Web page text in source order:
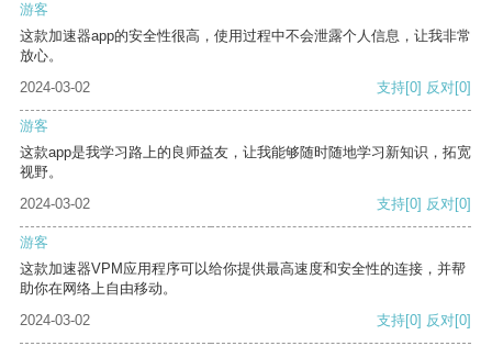
游客
这款加速器app的安全性很高，使用过程中不会泄露个人信息，让我非常
放心。
2024-03-02
支持[0] 反对[0]
游客
这款app是我学习路上的良师益友，让我能够随时随地学习新知识，拓宽
视野。
2024-03-02
支持[0] 反对[0]
游客
这款加速器VPM应用程序可以给你提供最高速度和安全性的连接，并帮
助你在网络上自由移动。
2024-03-02
支持[0] 反对[0]